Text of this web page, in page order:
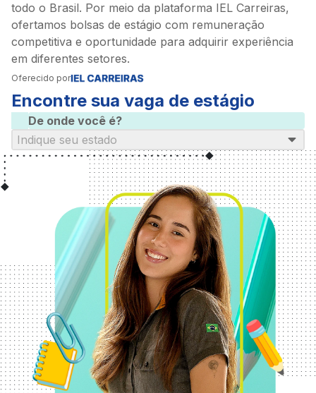
todo o Brasil. Por meio da plataforma IEL Carreiras,
ofertamos bolsas de estágio com remuneração
competitiva e oportunidade para adquirir experiência
em diferentes setores.
Oferecido por
Encontre sua vaga de estágio
De onde você é?
Indique seu estado